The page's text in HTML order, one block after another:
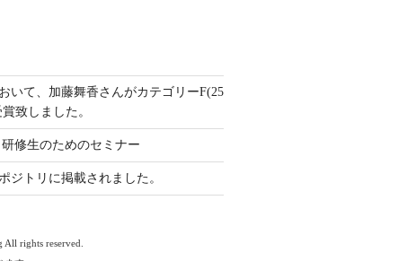
いて、加藤舞香さんがカテゴリーF(25
致しました。
研修生のためのセミナー
ジトリに掲載されました。
rights reserved.